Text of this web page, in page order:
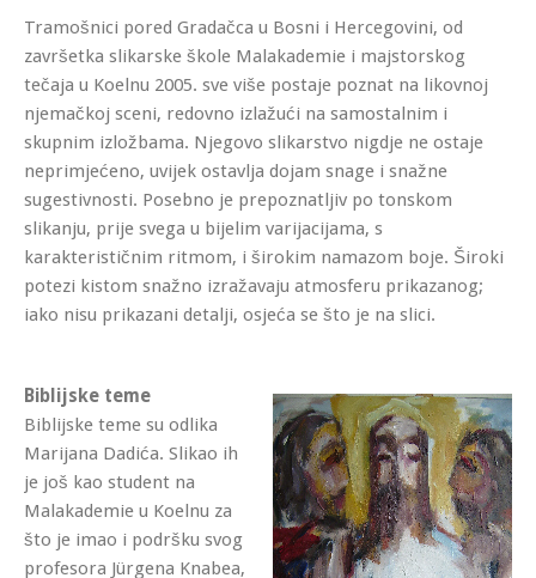
Tramošnici pored Gradačca u Bosni i Hercegovini, od
završetka slikarske škole Malakademie i majstorskog
tečaja u Koelnu 2005. sve više postaje poznat na likovnoj
njemačkoj sceni, redovno izlažući na samostalnim i
skupnim izložbama. Njegovo slikarstvo nigdje ne ostaje
neprimjećeno, uvijek ostavlja dojam snage i snažne
sugestivnosti. Posebno je prepoznatljiv po tonskom
slikanju, prije svega u bijelim varijacijama, s
karakterističnim ritmom, i širokim namazom boje. Široki
potezi kistom snažno izražavaju atmosferu prikazanog;
iako nisu prikazani detalji, osjeća se što je na slici.
Biblijske teme
Biblijske teme su odlika
Marijana Dadića. Slikao ih
je još kao student na
Malakademie u Koelnu za
što je imao i podršku svog
profesora Jürgena Knabea,